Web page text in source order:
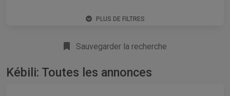
PLUS DE FILTRES
Sauvegarder la recherche
Kébili: Toutes les annonces